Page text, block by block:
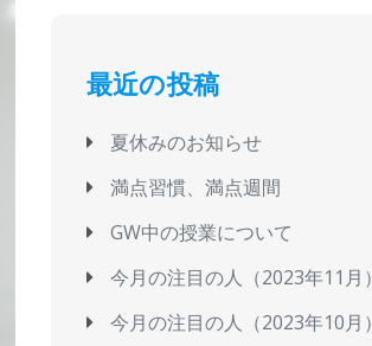
最近の投稿
夏休みのお知らせ
満点習慣、満点週間
GW中の授業について
今月の注目の人（2023年11月）
今月の注目の人（2023年10月）